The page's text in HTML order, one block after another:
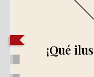
¡Qué